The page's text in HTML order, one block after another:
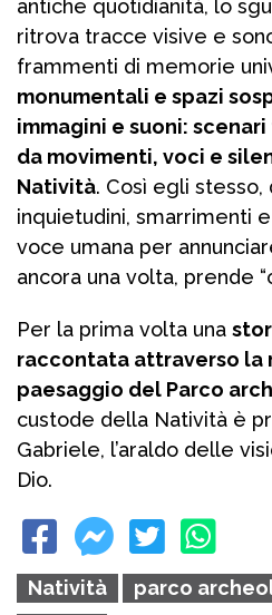
antiche quotidianità, lo
ritrova tracce visive e
frammenti di memorie
monumentali e spazi
immagini e suoni:
da movimenti, voci e
Natività. Così egli
inquietudini, smarrimenti
voce umana per
ancora una volta, prende
Per la prima volta una
raccontata attraverso la
paesaggio del Parco
custode della Natività è
Gabriele, l’araldo delle
Dio.
Natività
parco